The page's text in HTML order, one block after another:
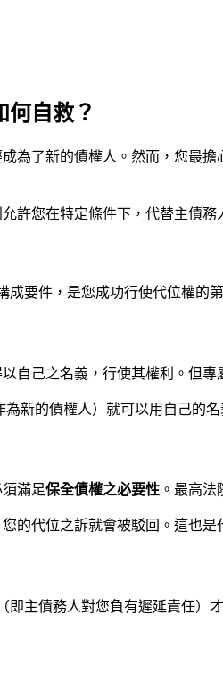
何自救？
為了新的債權人。然而，您最
允許您在特定條件下，代替主債
要件，是您成功行使代位權的
自己之名義，行使其權利。但專
新的債權人）就可以用自己的
滿足保全債權之必要性 。最高
的代位之訴就會被駁回。這也是
主債務人對您負有遲延責任